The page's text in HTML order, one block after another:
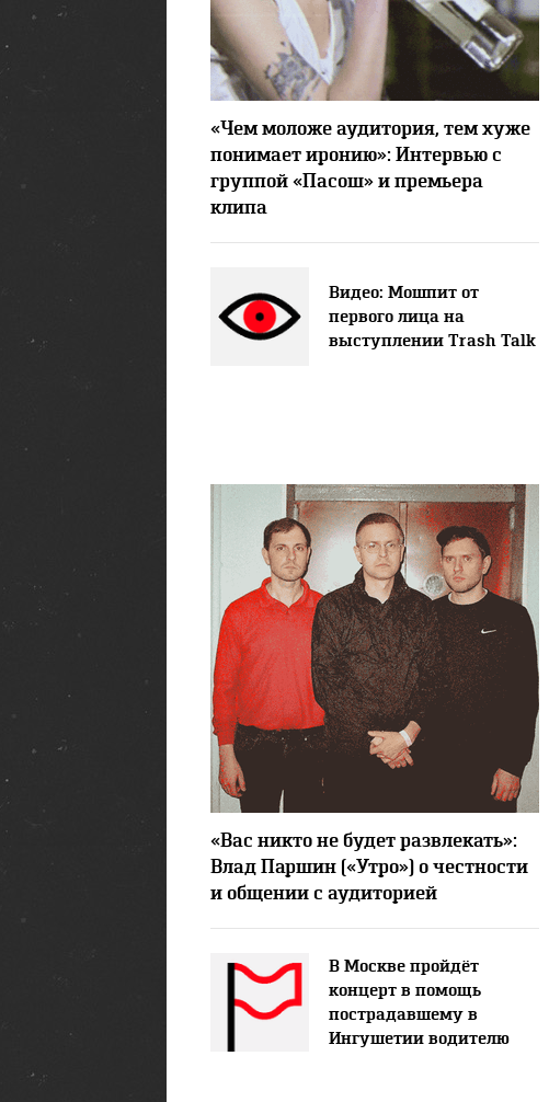
«Чем моложе аудитория, тем хуже
понимает иронию»: Интервью с
группой «Пасош» и премьера
клипа
Видео: Мошпит от
первого лица на
выступлении Trash Talk
«Вас никто не будет развлекать»:
Влад Паршин («Утро») о честности
и общении с аудиторией
В Москве пройдёт
концерт в помощь
пострадавшему в
Ингушетии водителю